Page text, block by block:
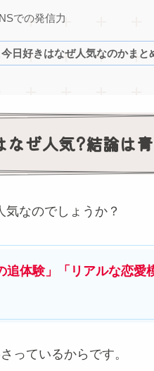
での発信力
今日好きはなぜ人気なのかまと
なぜ人気?結論は
気なのでしょうか？
追体験」 「リアルな恋愛
っているからです。